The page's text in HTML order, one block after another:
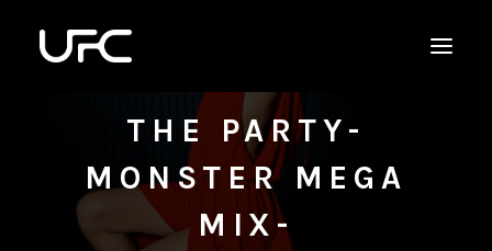
THE PARTY-
MONSTER MEGA
MIX-